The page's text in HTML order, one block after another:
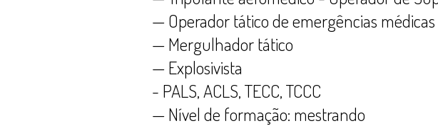
— Operador tático de emergências médicas
— Mergulhador tático
— Explosivista
- PALS, ACLS, TECC, TCCC
— Nível de formação: mestrando